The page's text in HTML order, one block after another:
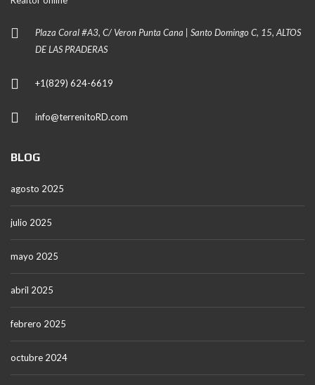
Plaza Coral #A3, C/ Veron Punta Cana | Santo Domingo C, 15, ALTOS
DE LAS PRADERAS
+1(829) 624-6619
info@terrenitoRD.com
BLOG
agosto 2025
julio 2025
mayo 2025
abril 2025
febrero 2025
octubre 2024